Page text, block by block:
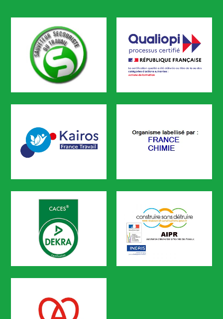
SST Qualiopi
KAIROS FRANCE CHIMIE
CACES AIPR